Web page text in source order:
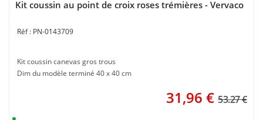
Kit coussin au point de croix roses trémières - Vervaco
PN-0143709
Kit coussin canevas gros trous
Dim du modèle terminé 40 x 40 cm
31,96 € 53.27 €